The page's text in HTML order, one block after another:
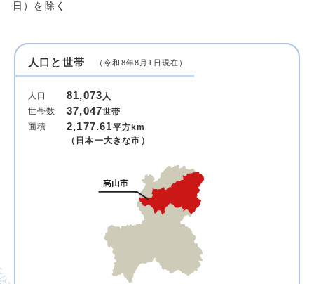
日）を除く
人口と世帯 （令和8年8月1日現在）
人口 81,073人
世帯数
37,047世帯
面積
2,177.61平方km
（日本一大きな市）